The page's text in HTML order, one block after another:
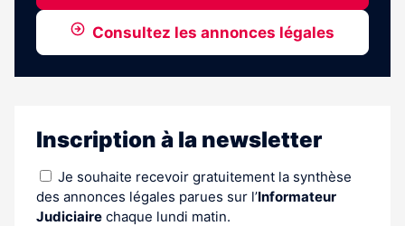
Consultez les annonces légales
Inscription à la newsletter
Je souhaite recevoir gratuitement la synthèse
des annonces légales parues sur l’Informateur
Judiciaire chaque lundi matin.